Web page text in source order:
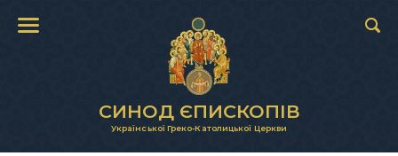
СИНОД ЄПИСКОПІВ
Української Греко-Католицької Церкви